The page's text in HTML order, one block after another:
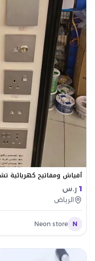
أفياش ومفاتيح كهربائية
1 ر.س
الرياض
N
Neon store